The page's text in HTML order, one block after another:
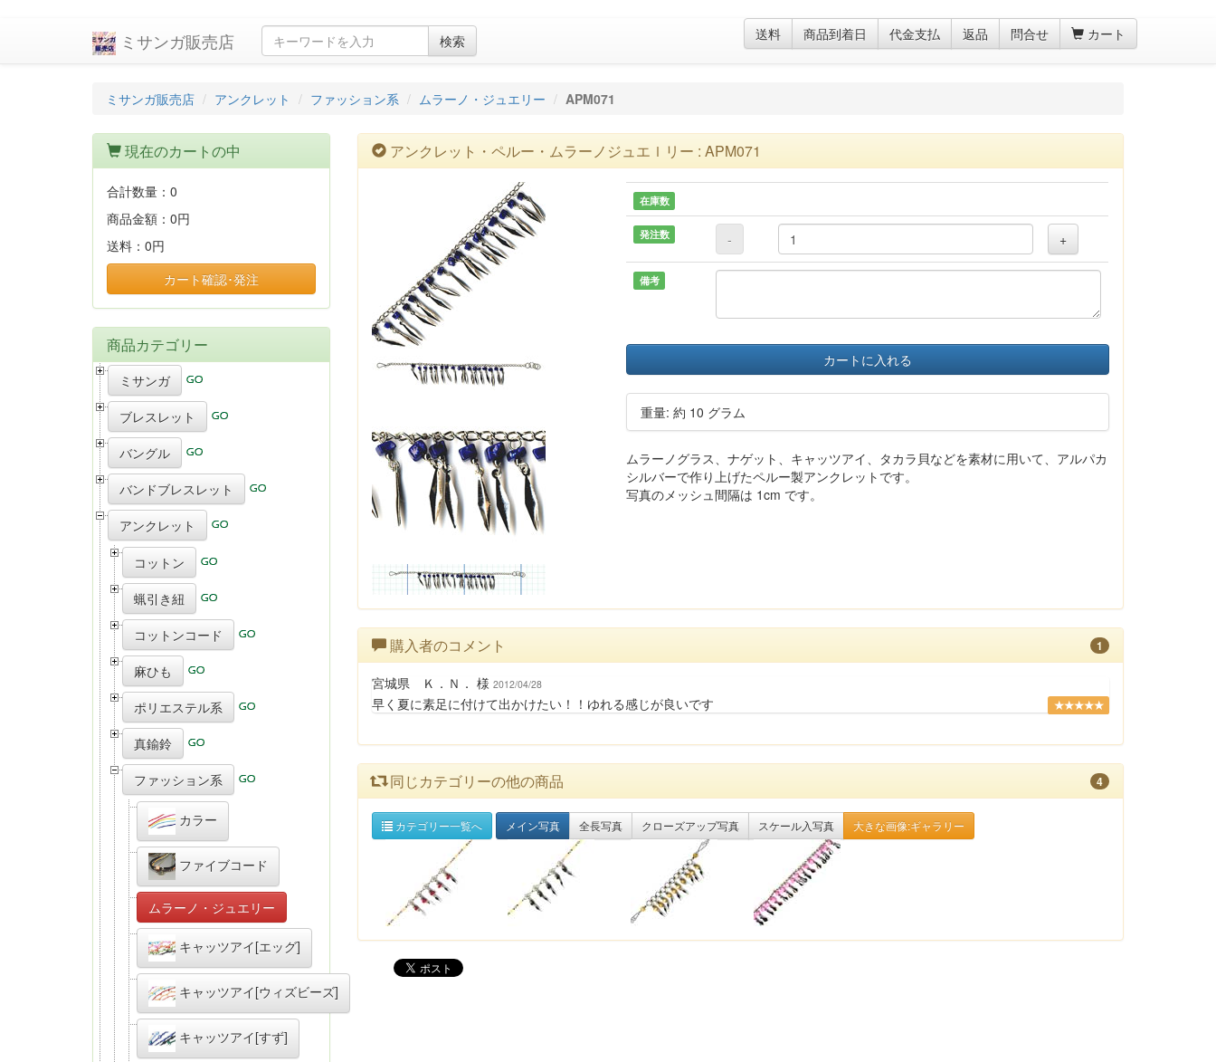
ミサンガ販売店 検索 送料 商品到着日 代金支払 返品 問合せ カート
ミサンガ販売店 アンクレット ファッション系 ムラーノ・ジュエリー APM071
アンクレット・ペルー・ムラーノジュエｌリー : APM071
在庫数
発注数 - +
備考
カートに入れる
重量: 約 10 グラム
ムラーノグラス、ナゲット、キャッツアイ、タカラ貝などを素材に用いて、アルパカ
シルバーで作り上げたペルー製アンクレットです。
写真のメッシュ間隔は 1cm です。
購入者のコメント 1
宮城県 Ｋ．Ｎ． 様 2012/04/28
★★★★★
早く夏に素足に付けて出かけたい！！ゆれる感じが良いです
同じカテゴリーの他の商品 4
カテゴリー一覧へ メイン写真 全長写真 クローズアップ写真 スケール入写真 大きな画像:ギャラリー
現在のカートの中
合計数量： 0
商品金額： 0円
送料： 0円
カート確認･発注
商品カテゴリー
ミサンガ
ブレスレット
バングル
バンドブレスレット
アンクレット
コットン
蝋引き紐
コットンコード
麻ひも
ポリエステル系
真鍮鈴
ファッション系
カラー
ファイブコード
ムラーノ・ジュエリー
キャッツアイ[エッグ]
キャッツアイ[ウィズビーズ]
キャッツアイ[すず]